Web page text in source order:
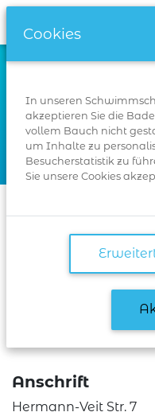
Hermann-
Karlsruhe
Anschrift
Hermann-Veit Str. 7
Cookies
In unseren
akzeptieren Sie die
vollem Bauch nicht
um Inhalte zu
Besucherstatistik zu
Sie unsere Cookies